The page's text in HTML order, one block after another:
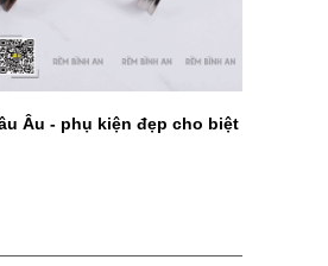
Âu - phụ kiện đẹp cho biệt